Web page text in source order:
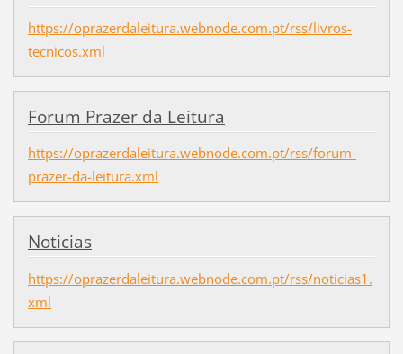
https://oprazerdaleitura.webnode.com.pt/rss/livros-
tecnicos.xml
Forum Prazer da Leitura
https://oprazerdaleitura.webnode.com.pt/rss/forum-
prazer-da-leitura.xml
Noticias
https://oprazerdaleitura.webnode.com.pt/rss/noticias1.
xml